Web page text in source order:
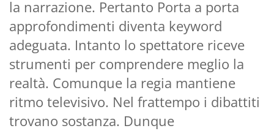
la narrazione. Pertanto Porta a porta
approfondimenti diventa keyword
adeguata. Intanto lo spettatore riceve
strumenti per comprendere meglio la
realtà. Comunque la regia mantiene
ritmo televisivo. Nel frattempo i dibattiti
trovano sostanza. Dunque